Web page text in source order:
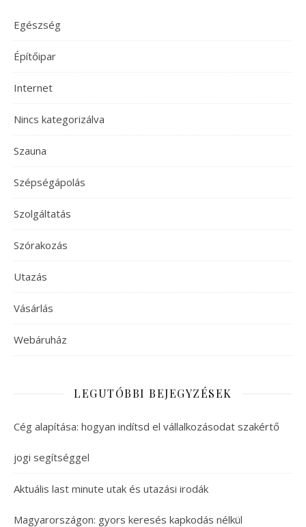
Egészség
Építőipar
Internet
Nincs kategorizálva
Szauna
Szépségápolás
Szolgáltatás
Szórakozás
Utazás
Vásárlás
Webáruház
LEGUTÓBBI BEJEGYZÉSEK
Cég alapítása: hogyan indítsd el vállalkozásodat szakértő
jogi segítséggel
Aktuális last minute utak és utazási irodák
Magyarországon: gyors keresés kapkodás nélkül